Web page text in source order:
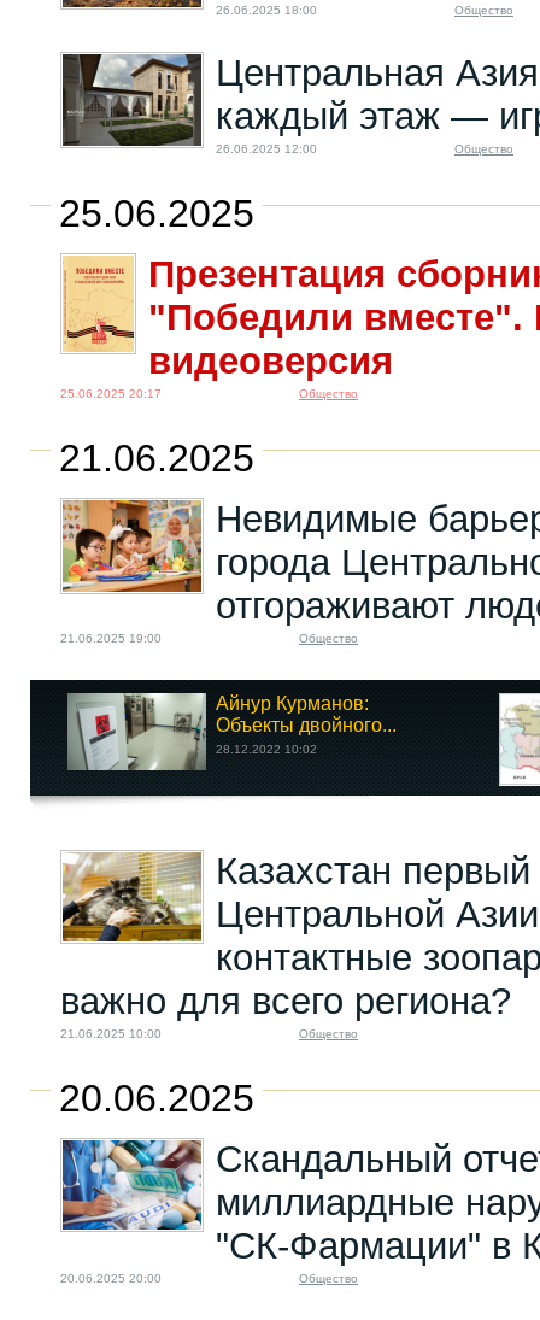
26.06.2025 18:00 Общество
Центральная
каждый этаж —
26.06.2025 12:00 Общество
25.06.2025
Презентация
"Победили вместе".
видеоверсия
25.06.2025 20:17 Общество
21.06.2025
Невидимые
города
отгораживают
21.06.2025 19:00 Общество
Айнур Курманов:
Объекты двойного...
28.12.2022 10:02
Казахстан первый
Центральной
контактные
важно для всего региона?
21.06.2025 10:00 Общество
20.06.2025
Скандальный
миллиардные
"СК-Фармации" в
20.06.2025 20:00 Общество